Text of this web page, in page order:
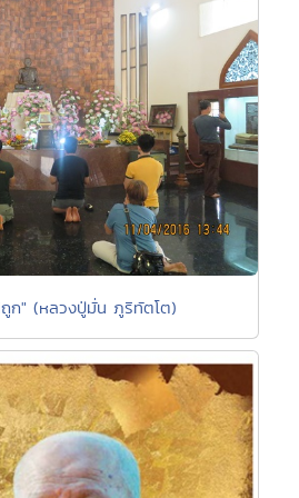
ก" (หลวงปู่มั่น ภูริทัตโต)